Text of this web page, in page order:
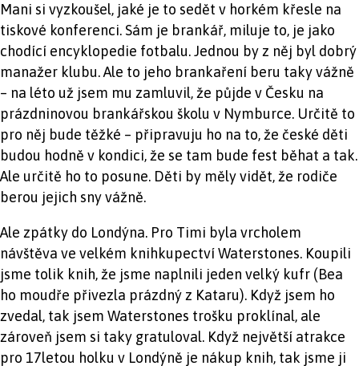
Mani si vyzkoušel, jaké je to sedět v horkém křesle na
tiskové konferenci. Sám je brankář, miluje to, je jako
chodící encyklopedie fotbalu. Jednou by z něj byl dobrý
manažer klubu. Ale to jeho brankaření beru taky vážně
– na léto už jsem mu zamluvil, že půjde v Česku na
prázdninovou brankářskou školu v Nymburce. Určitě to
pro něj bude těžké – připravuju ho na to, že české děti
budou hodně v kondici, že se tam bude fest běhat a tak.
Ale určitě ho to posune. Děti by měly vidět, že rodiče
berou jejich sny vážně.
Ale zpátky do Londýna. Pro Timi byla vrcholem
návštěva ve velkém knihkupectví Waterstones. Koupili
jsme tolik knih, že jsme naplnili jeden velký kufr (Bea
ho moudře přivezla prázdný z Kataru). Když jsem ho
zvedal, tak jsem Waterstones trošku proklínal, ale
zároveň jsem si taky gratuloval. Když největší atrakce
pro 17letou holku v Londýně je nákup knih, tak jsme ji